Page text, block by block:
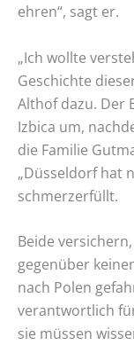
ehren“, sagt er.
„Ich wollte
Geschichte
Althof dazu. Der
Izbica um,
die Familie
„Düsseldorf hat
schmerzerfüllt.
Beide
gegenüber
nach Polen
verantwortlich
sie müssen